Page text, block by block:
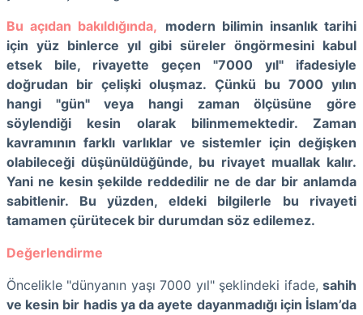
Bu açıdan bakıldığında, modern bilimin insanlık tarihi
için yüz binlerce yıl gibi süreler öngörmesini kabul
etsek bile, rivayette geçen "7000 yıl" ifadesiyle
doğrudan bir çelişki oluşmaz. Çünkü bu 7000 yılın
hangi "gün" veya hangi zaman ölçüsüne göre
söylendiği kesin olarak bilinmemektedir. Zaman
kavramının farklı varlıklar ve sistemler için değişken
olabileceği düşünüldüğünde, bu rivayet muallak kalır.
Yani ne kesin şekilde reddedilir ne de dar bir anlamda
sabitlenir. Bu yüzden, eldeki bilgilerle bu rivayeti
tamamen çürütecek bir durumdan söz edilemez.
Değerlendirme
Öncelikle "dünyanın yaşı 7000 yıl" şeklindeki ifade, sahih
ve kesin bir hadis ya da ayete dayanmadığı için İslam’da